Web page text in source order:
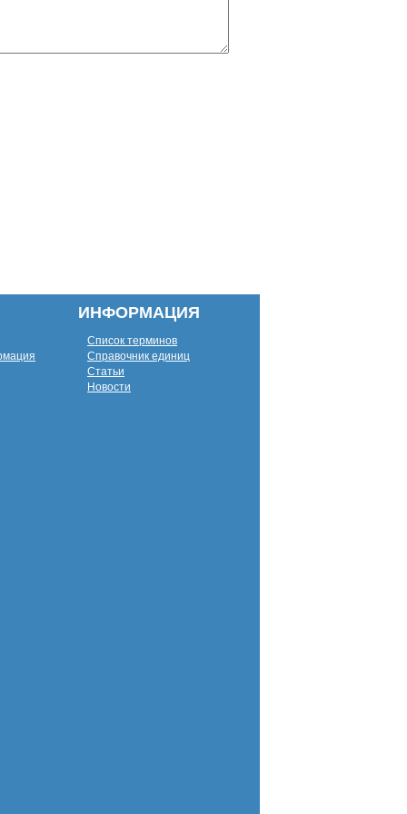
ИНФОРМАЦИЯ
Список терминов
Справочник единиц
Статьи
Новости